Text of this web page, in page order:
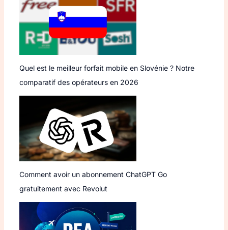
Quel est le meilleur forfait mobile en Slovénie ? Notre
comparatif des opérateurs en 2026
Comment avoir un abonnement ChatGPT Go
gratuitement avec Revolut